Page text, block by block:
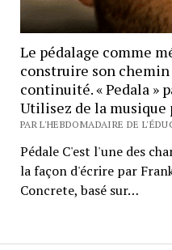
Le pédalage comme
construire son
continuité. « Pedala »
Utilisez de la musique
PAR L'HEBDOMADAIRE DE
Pédale C'est l'une des
la façon d'écrire par
Concrete, basé sur…